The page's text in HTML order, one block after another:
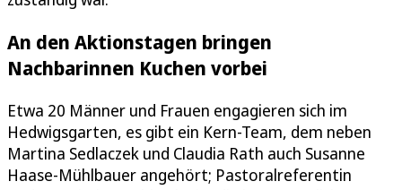
An den Aktionstagen bringen
Nachbarinnen Kuchen vorbei
Etwa 20 Männer und Frauen engagieren sich im
Hedwigsgarten, es gibt ein Kern-Team, dem neben
Martina Sedlaczek und Claudia Rath auch Susanne
Haase-Mühlbauer angehört; Pastoralreferentin